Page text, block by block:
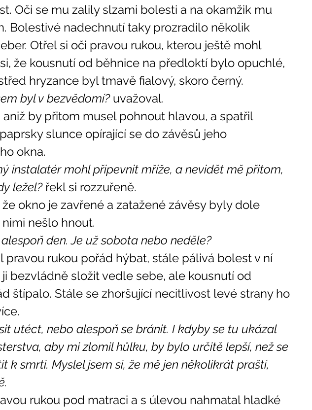
Oči se mu zalily slzami bolesti a na okamžik mu
Bolestivé nadechnutí taky prozradilo několik
Otřel si oči pravou rukou, kterou ještě mohl
že kousnutí od běhnice na předloktí bylo opuchlé,
hryzance byl tmavě fialový, skoro černý.
byl v bezvědomí? uvažoval.
slunce opírající se do závěsů jeho
okna.
instalatér mohl připevnit mříže, a nevidět mě přitom,
ležel? řekl si rozzuřeně.
nešlo hnout.
den. Je už sobota nebo neděle?
bezvládně složit vedle sebe, ale kousnutí od
štípalo. Stále se zhoršující necitlivost levé strany ho
utéct, nebo alespoň se bránit. I kdyby se tu ukázal
aby mi zlomil hůlku, by bylo určitě lepší, než se
k smrti. Myslel jsem si, že mě jen několikrát praští,